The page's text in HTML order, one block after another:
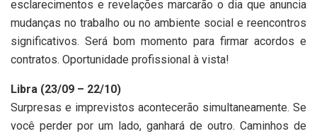
esclarecimentos e revelações marcarão o dia que anuncia
mudanças no trabalho ou no ambiente social e reencontros
significativos. Será bom momento para firmar acordos e
contratos. Oportunidade profissional à vista!
Libra (23/09 – 22/10)
Surpresas e imprevistos acontecerão simultaneamente. Se
você perder por um lado, ganhará de outro. Caminhos de